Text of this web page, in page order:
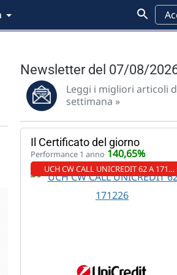
Newsletter del 07/08/
Leggi i migliori articoli
settimana »
Il Certificato del giorno
Performance 1 anno 140,65%
UCH CW CALL UNICREDIT 62 A 171…